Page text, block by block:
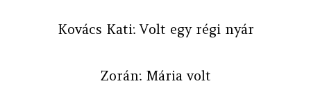
Kovács Kati: Volt egy régi nyár
Zorán: Mária volt